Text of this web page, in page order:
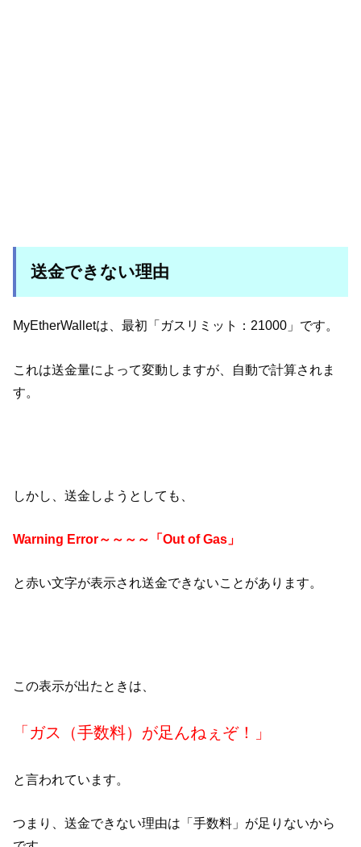
送金できない理由
MyEtherWalletは、最初「ガスリミット：21000」です。
これは送金量によって変動しますが、自動で計算されま
す。
しかし、送金しようとしても、
Warning Error～～～～「Out of Gas」
と赤い文字が表示され送金できないことがあります。
この表示が出たときは、
「ガス（手数料）が足んねぇぞ！」
と言われています。
つまり、送金できない理由は「手数料」が足りないから